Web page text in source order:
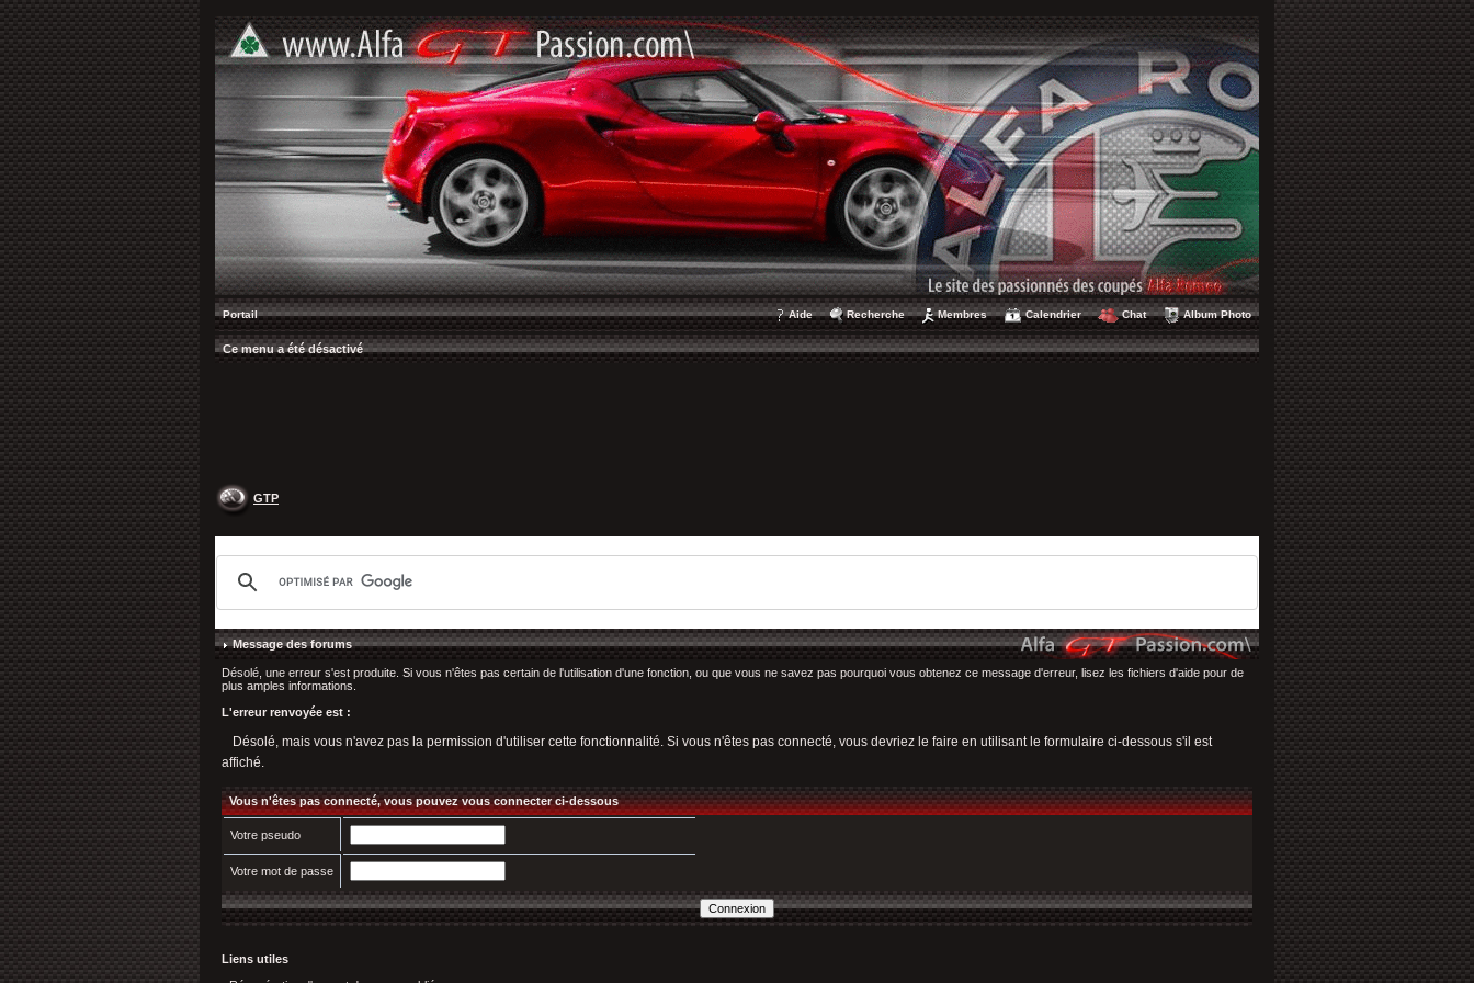
Portail Aide Recherche Membres Calendrier Chat Album Photo
Ce menu a été désactivé
GTP
Message des forums
Désolé, une erreur s'est produite. Si vous n'êtes pas certain de l'utilisation d'une fonction, ou que vous ne savez pas pourquoi vous obtenez ce message d'erreur, lisez les fichiers d'aide pour de
plus amples informations.
L'erreur renvoyée est :
Désolé, mais vous n'avez pas la permission d'utiliser cette fonctionnalité. Si vous n'êtes pas connecté, vous devriez le faire en utilisant le formulaire ci-dessous s'il est
affiché.
Vous n'êtes pas connecté, vous pouvez vous connecter ci-dessous
Votre pseudo
Votre mot de passe
Liens utiles